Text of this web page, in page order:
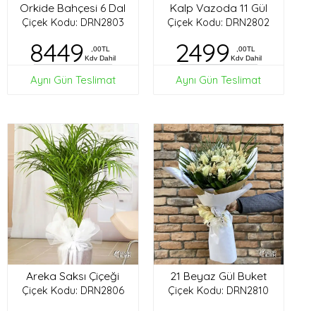
Orkide Bahçesi 6 Dal
Çiçek Kodu: DRN2803
8449
,00TL
Kdv Dahil
Aynı Gün Teslimat
Kalp Vazoda 11 Gül
Çiçek Kodu: DRN2802
2499
,00TL
Kdv Dahil
Aynı Gün Teslimat
Areka Saksı Çiçeği
Çiçek Kodu: DRN2806
21 Beyaz Gül Buket
Çiçek Kodu: DRN2810